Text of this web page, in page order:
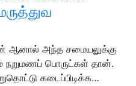
ஆனால் அந்த சமையலுக்கு
நறுமணப் பொருட்கள் தான்.
கடைப்பிடிக்க…